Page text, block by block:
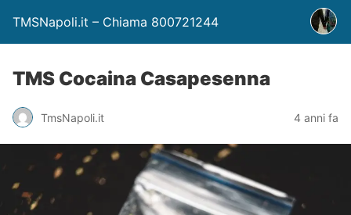
TMSNapoli.it – Chiama 800721244
TMS Cocaina Casapesenna
TmsNapoli.it 4 anni fa